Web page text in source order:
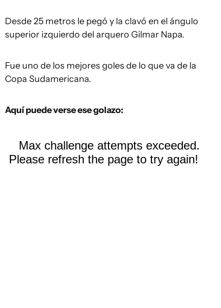
Desde 25 metros le pegó y la clavó en el ángulo
superior izquierdo del arquero Gilmar Napa.
Fue uno de los mejores goles de lo que va de la
Copa Sudamericana.
Aquí puede verse ese golazo: